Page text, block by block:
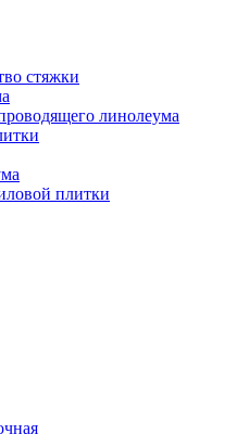
стяжки
линолеума
плитки